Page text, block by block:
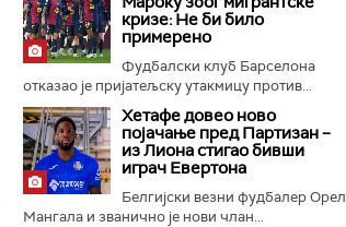
кризе: Не би било
примерено
Фудбалски клуб Барселона
отказао је пријатељску утакмицу против...
Хетафе довео ново
појачање пред Партизан –
из Лиона стигао бивши
играч Евертона
Белгијски везни фудбалер Орел
Мангала и званично је нови члан...